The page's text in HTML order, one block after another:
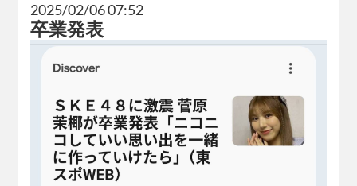
2025/02/06 07:52
卒業発表